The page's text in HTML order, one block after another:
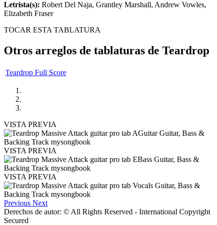
Letrista(s): Robert Del Naja, Grantley Marshall, Andrew Vowles,
Elizabeth Fraser
TOCAR ESTA TABLATURA
Otros arreglos de tablaturas de Teardrop
Teardrop Full Score
VISTA PREVIA
VISTA PREVIA
VISTA PREVIA
Previous Next
Derechos de autor: © All Rights Reserved - International Copyright
Secured